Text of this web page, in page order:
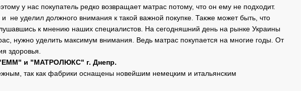
у нас покупатель редко возвращает матрас потому, что он ему не подходит.
не уделил должного внимания к такой важной покупке. Также может быть, что
к мнению наших специалистов. На сегодняшний день на рынке Украины
нужно уделить максимум внимания. Ведь матрас покупается на многие годы. От
здоровья.
"ЕММ" и "МАТРОЛЮКС" г. Днепр.
так как фабрики оснащены новейшим немецким и итальянским